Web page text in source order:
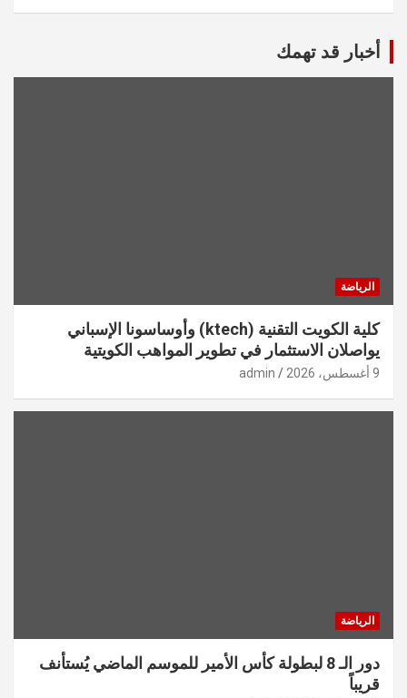
أخبار قد تهمك
الرياضة
كلية الكويت التقنية (ktech) وأوساسونا الإسباني
يواصلان الاستثمار في تطوير المواهب الكويتية
9 أغسطس، 2026 admin
الرياضة
دور الـ 8 لبطولة كأس الأمير للموسم الماضي يُستأنف
قريباً